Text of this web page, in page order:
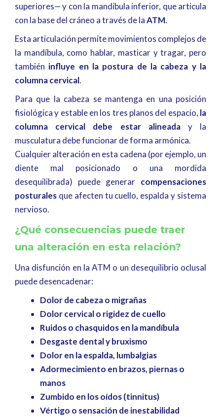
superiores— y con la mandíbula inferior, que articula
con la base del cráneo a través de laATM.
Esta articulación permite movimientos complejos de
la mandíbula, como hablar, masticar y tragar, pero
también influye en la postura de la cabeza y la
columna cervical.
Para que la cabeza se mantenga en una posición
fisiológica y estable en los tres planos del espacio, la
columna cervical debe estar alineaday la
musculatura debe funcionar de forma armónica.
Cualquier alteración en esta cadena (por ejemplo, un
diente mal posicionado o una mordida
desequilibrada) puede generar compensaciones
posturales que afecten tu cuello, espalda y sistema
nervioso.
¿Qué consecuencias puede traer
una alteración en esta relación?
Una disfunción en la ATM o un desequilibrio oclusal
puede desencadenar:
Dolor de cabeza o migrañas
Dolor cervical o rigidez de cuello
Ruidos o chasquidos en la mandíbula
Desgaste dental y bruxismo
Dolor en la espalda, lumbalgias
Adormecimiento en brazos, piernas o
manos
Zumbido en los oídos (tinnitus)
Vértigo o sensación de inestabilidad